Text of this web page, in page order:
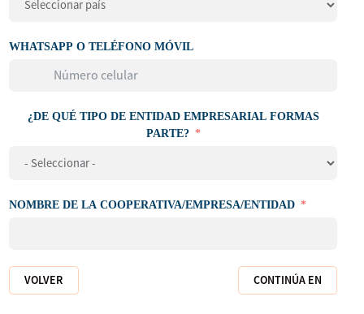
WHATSAPP O TELÉFONO MÓVIL
¿DE QUÉ TIPO DE ENTIDAD EMPRESARIAL FORMAS
PARTE?
NOMBRE DE LA COOPERATIVA/EMPRESA/ENTIDAD
VOLVER CONTINÚA EN